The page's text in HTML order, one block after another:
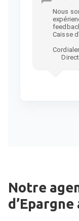
Notre
d’Epargne